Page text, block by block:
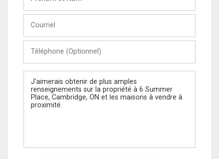
Nom
(Optionnel)
Message